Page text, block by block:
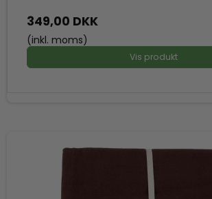
349,00 DKK
(inkl. moms)
Vis produkt